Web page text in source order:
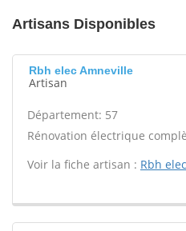
Artisans Disponibles
Rbh elec Amneville
Artisan
Département: 57
Rénovation électrique
Voir la fiche artisan : Rbh elec